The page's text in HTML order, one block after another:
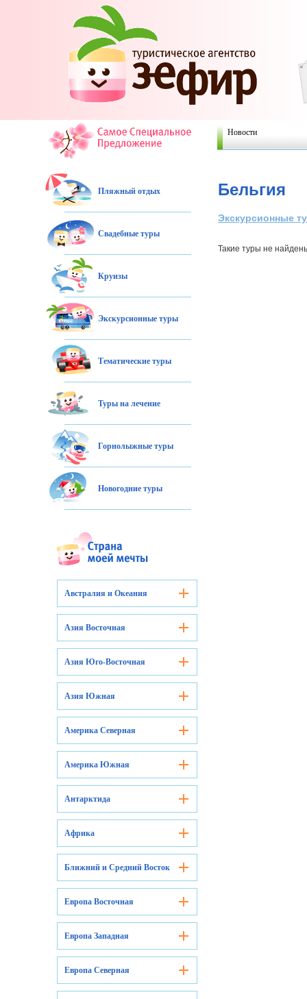
Новости
Пляжный отдых
Свадебные туры
Круизы
Экскурсионные туры
Тематические туры
Туры на лечение
Горнолыжные туры
Новогодние туры
Австралия и Океания
Азия Восточная
Азия Юго-Восточная
Азия Южная
Америка Северная
Америка Южная
Антарктида
Африка
Ближний и Средний Восток
Европа Восточная
Европа Западная
Европа Северная
Бельгия
Экскурсионные
Такие туры не